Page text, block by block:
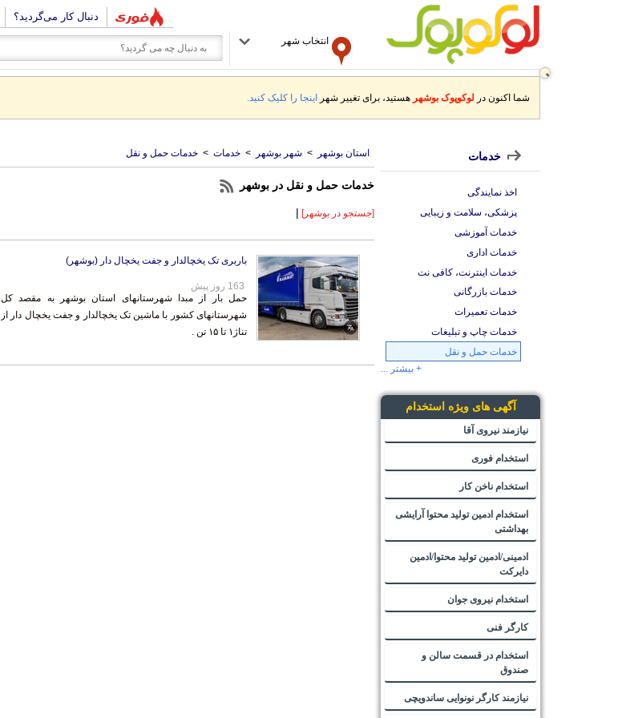
دنبال کار می‌گردید؟
انتخاب شهر
شما اکنون در لوکوپوک بوشهر هستید، برای تغییر شهر اینجا را کلیک کنید.
استان بوشهر > شهر بوشهر > خدمات > خدمات حمل و نقل
خدمات حمل و نقل در بوشهر
[جستجو در بوشهر] |
باربری تک یخچالدار و جفت یخچال دار (بوشهر)
حمل بار از مبدا شهرستانهای استان بوشهر به مقصد کل
شهرستانهای کشور با ماشین تک یخچالدار و جفت یخچال دار از
تناژ۱ تا ۱۵ تن .
163 روز پیش
خدمات
اخذ نمایندگی
پزشکی، سلامت و زیبایی
خدمات آموزشی
خدمات اداری
خدمات اینترنت، کافی نت
خدمات بازرگانی
خدمات تعمیرات
خدمات چاپ و تبلیغات
خدمات حمل و نقل
+ بیشتر ...
آگهی های ویژه استخدام
نیازمند نیروی آقا
استخدام فوری
استخدام ناخن کار
استخدام ادمین تولید محتوا آرایشی
بهداشتی
ادمینی/ادمین تولید محتوا/ادمین
دایرکت
استخدام نیروی جوان
کارگر فنی
استخدام در قسمت سالن و
صندوق
نیازمند کارگر نونوایی ساندویچی